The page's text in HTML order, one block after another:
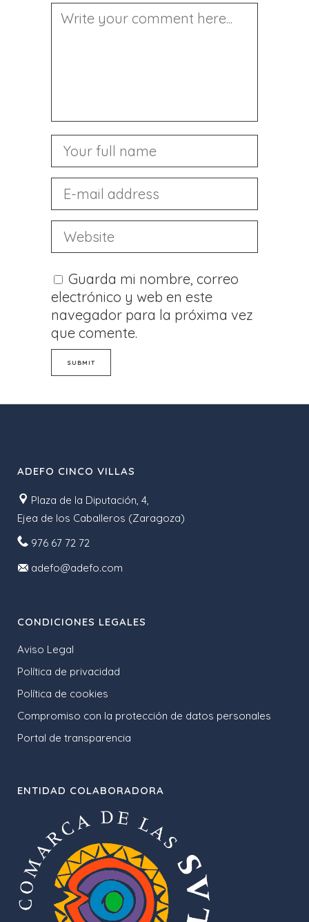
Guarda mi nombre, correo
electrónico y web en este
navegador para la próxima vez
que comente.
ADEFO CINCO VILLAS
Plaza de la Diputación, 4,
Ejea de los Caballeros (Zaragoza)
976 67 72 72
adefo@adefo.com
CONDICIONES LEGALES
Aviso Legal
Política de privacidad
Política de cookies
Compromiso con la protección de datos personales
Portal de transparencia
ENTIDAD COLABORADORA